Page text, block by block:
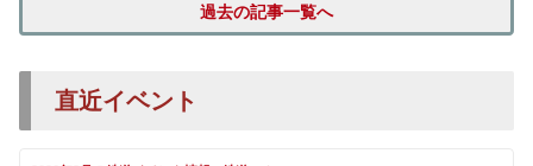
過去の記事一覧へ
直近イベント